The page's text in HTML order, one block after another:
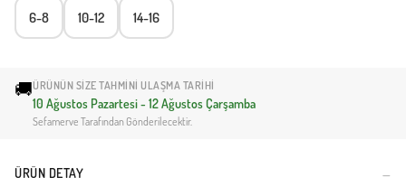
6-8 10-12 14-16
🚚ÜRÜNÜN SIZE TAHMINI ULAŞMA TARIHI
10 Ağustos Pazartesi - 12 Ağustos Çarşamba
Sefamerve Tarafından Gönderilecektir.
ÜRÜN DETAY